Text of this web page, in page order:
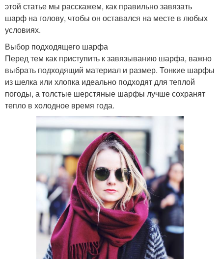
этой статье мы расскажем, как правильно завязать
шарф на голову, чтобы он оставался на месте в любых
условиях.
Выбор подходящего шарфа
Перед тем как приступить к завязыванию шарфа, важно
выбрать подходящий материал и размер. Тонкие шарфы
из шелка или хлопка идеально подходят для теплой
погоды, а толстые шерстяные шарфы лучше сохранят
тепло в холодное время года.